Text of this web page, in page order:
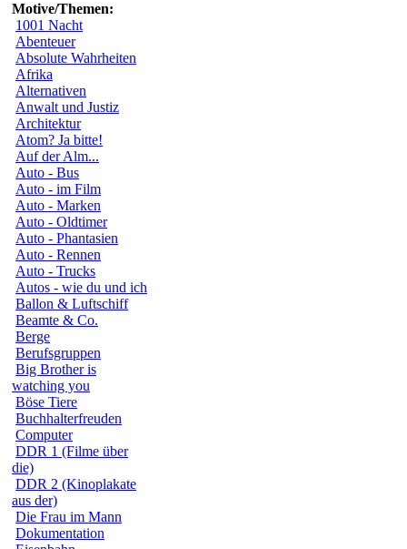
Motive/Themen:
1001 Nacht
Abenteuer
Absolute Wahrheiten
Afrika
Alternativen
Anwalt und Justiz
Architektur
Atom? Ja bitte!
Auf der Alm...
Auto - Bus
Auto - im Film
Auto - Marken
Auto - Oldtimer
Auto - Phantasien
Auto - Rennen
Auto - Trucks
Autos - wie du und ich
Ballon & Luftschiff
Beamte & Co.
Berge
Berufsgruppen
Big Brother is
watching you
Böse Tiere
Buchhalterfreuden
Computer
DDR 1 (Filme über
die)
DDR 2 (Kinoplakate
aus der)
Die Frau im Mann
Dokumentation